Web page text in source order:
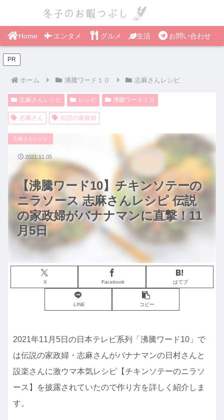
Home エンタメ グルメ 生活 お問い合わせ
PR
ホーム 沸騰ワード１０ 志麻さんレシピ
志麻さんレシピ レシピ 沸騰ワード１０
志麻さん 伝説の家政婦
【沸騰ワード10】チキンソテーの
ニラソース 志麻さんレシピ 伝説
の家政婦がバナナマンに直撃！11
月5日
志麻さんレシピ
X Facebook はてブ
LINE コピー
2021.11.05
2021年11月5日の日本テレビ系列「沸騰ワード10」で
は伝説の家政婦・志麻さんがバナナマンの日村さんと
設楽さんに激ウマ本気レシピ【チキンソテーのニラソ
ース】を披露されていたので作り方を詳しく紹介しま
す。